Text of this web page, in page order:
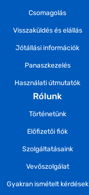
Csomagolás
Visszaküldés és elállás
Jótállási információk
Panaszkezelés
Használati útmutatók
Rólunk
Történetünk
Előfizetői fiók
Szolgáltatásaink
Vevőszolgálat
Gyakran ismételt kérdések